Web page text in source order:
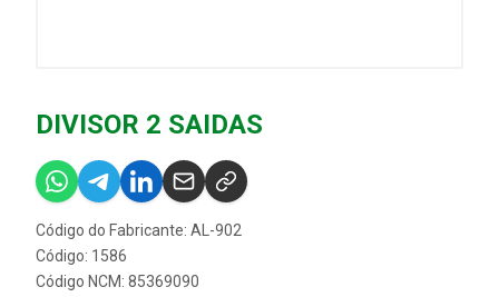
DIVISOR 2 SAIDAS
Código do Fabricante: AL-902
Código: 1586
Código NCM: 85369090